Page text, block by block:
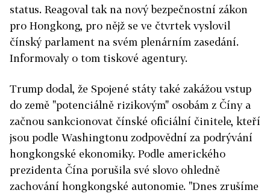
status. Reagoval tak na nový bezpečnostní zákon
pro Hongkong, pro nějž se ve čtvrtek vyslovil
čínský parlament na svém plenárním zasedání.
Informovaly o tom tiskové agentury.
Trump dodal, že Spojené státy také zakážou vstup
do země "potenciálně rizikovým" osobám z Číny a
začnou sankcionovat čínské oficiální činitele, kteří
jsou podle Washingtonu zodpovědní za podrývání
hongkongské ekonomiky. Podle amerického
prezidenta Čína porušila své slovo ohledně
zachování hongkongské autonomie. "Dnes zrušíme